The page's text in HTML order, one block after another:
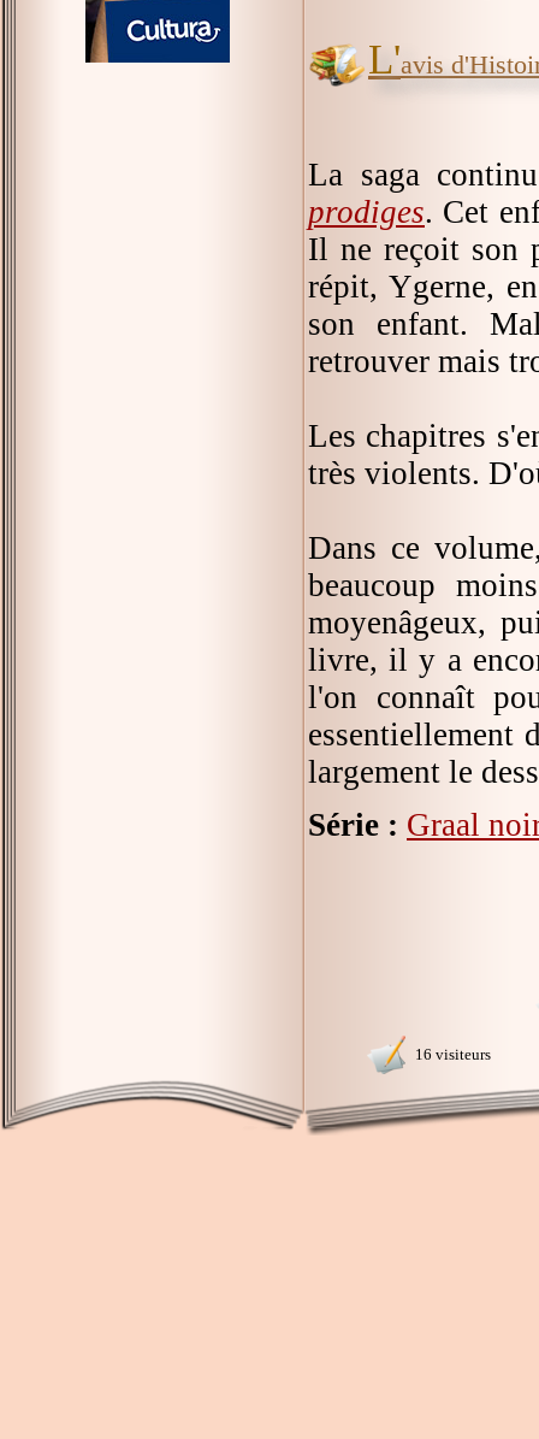
L'avis
La saga
prodiges. Cet
Il ne reçoit son
répit, Ygerne,
son enfant.
retrouver mais
Les chapitres
très violents.
Dans ce
beaucoup
moyenâgeux,
livre, il y a
l'on connaît
essentiellement
largement le
Série : Graal
16 visiteurs